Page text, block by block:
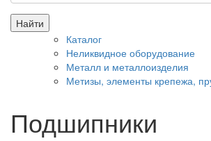
Найти
Каталог
Неликвидное оборудование
Металл и металлоизделия
Метизы, элементы крепежа,
Подшипники